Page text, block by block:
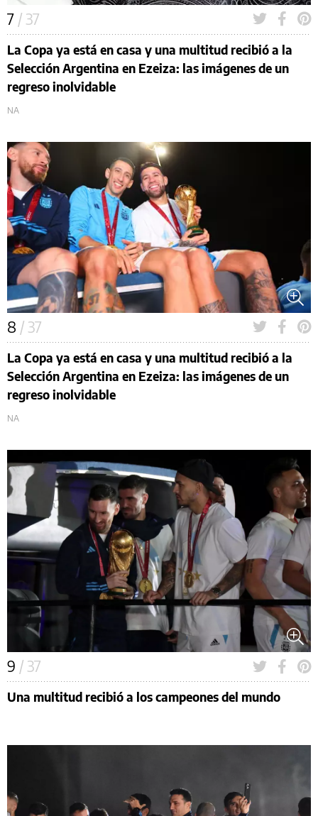
7 / 37
La Copa ya está en casa y una multitud recibió a la
Selección Argentina en Ezeiza: las imágenes de un
regreso inolvidable
NA
8 / 37
La Copa ya está en casa y una multitud recibió a la
Selección Argentina en Ezeiza: las imágenes de un
regreso inolvidable
NA
9 / 37
Una multitud recibió a los campeones del mundo